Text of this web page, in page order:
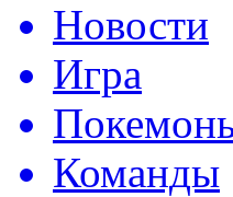
Новости
Игра
Команды